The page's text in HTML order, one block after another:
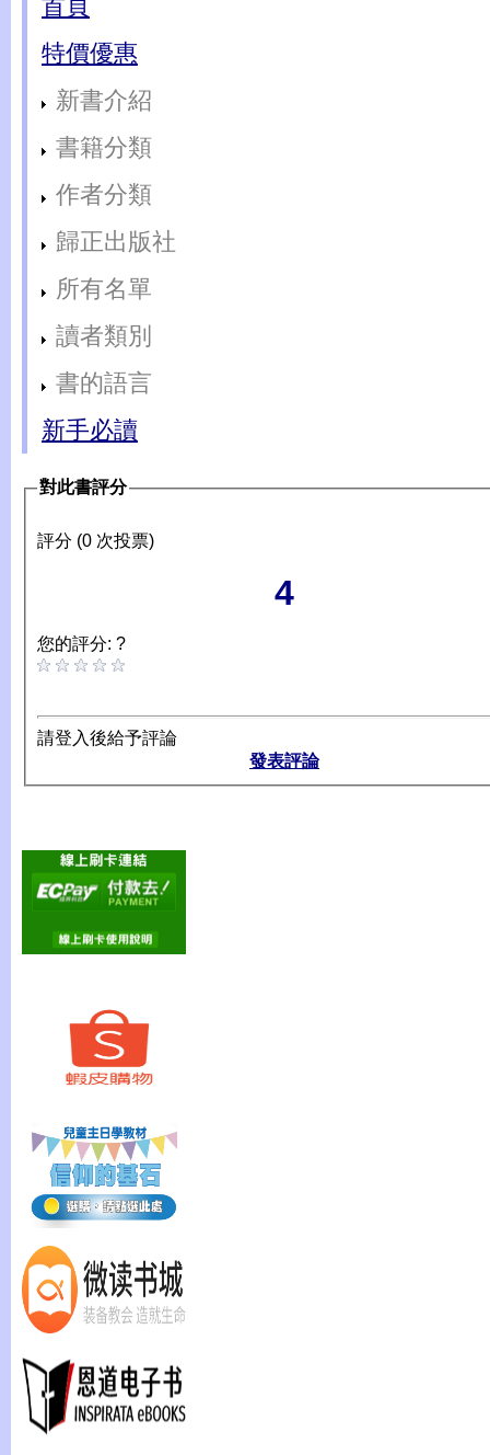
首頁
特價優惠
新書介紹
書籍分類
作者分類
歸正出版社
所有名單
讀者類別
書的語言
新手必讀
對此書評分
評分 (0 次投票)
4
您的評分: ?
請登入後給予評論
發表評論